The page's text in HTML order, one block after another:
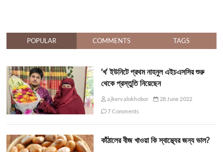
POPULAR COMMENTS TAGS
‘খ’ ইউনিটে প্রথম নাহনুল এইচএসসির শুরু
থেকে প্রস্তুতি নিয়েছেন
ajkervalokhobor
28 June 2022
7 Comments
কাঁঠালের বীজ খাওয়া কি স্বাস্থ্যের জন্য ভাল?